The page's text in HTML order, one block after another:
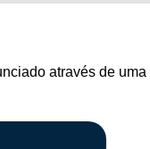
através de uma